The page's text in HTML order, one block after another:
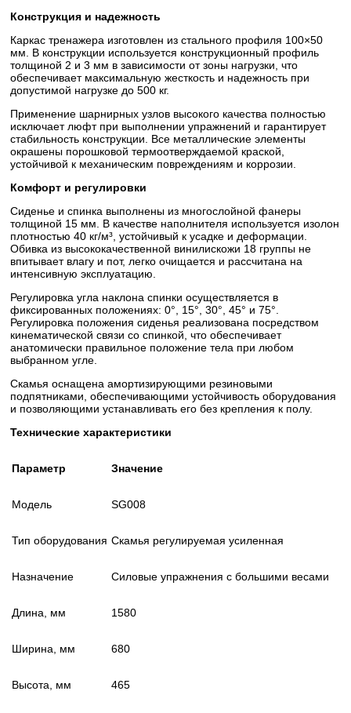
Конструкция и надежность
Каркас тренажера изготовлен из стального профиля 100×50
мм. В конструкции используется конструкционный профиль
толщиной 2 и 3 мм в зависимости от зоны нагрузки, что
обеспечивает максимальную жесткость и надежность при
допустимой нагрузке до 500 кг.
Применение шарнирных узлов высокого качества полностью
исключает люфт при выполнении упражнений и гарантирует
стабильность конструкции. Все металлические элементы
окрашены порошковой термоотверждаемой краской,
устойчивой к механическим повреждениям и коррозии.
Комфорт и регулировки
Сиденье и спинка выполнены из многослойной фанеры
толщиной 15 мм. В качестве наполнителя используется изолон
плотностью 40 кг/м³, устойчивый к усадке и деформации.
Обивка из высококачественной винилискожи 18 группы не
впитывает влагу и пот, легко очищается и рассчитана на
интенсивную эксплуатацию.
Регулировка угла наклона спинки осуществляется в
фиксированных положениях: 0°, 15°, 30°, 45° и 75°.
Регулировка положения сиденья реализована посредством
кинематической связи со спинкой, что обеспечивает
анатомически правильное положение тела при любом
выбранном угле.
Скамья оснащена амортизирующими резиновыми
подпятниками, обеспечивающими устойчивость оборудования
и позволяющими устанавливать его без крепления к полу.
Технические характеристики
Параметр Значение
Модель SG008
Тип оборудования Скамья регулируемая усиленная
Назначение Силовые упражнения с большими весами
Длина, мм 1580
Ширина, мм 680
Высота, мм 465